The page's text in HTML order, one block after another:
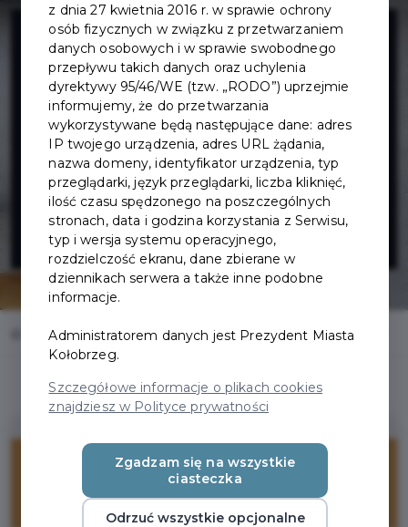
FIRMA
HANDLOWO
USŁUGOWA
RAFAŁ
AMIEŁAWSKI
Home Oferty FIRMA HANDLOWO USŁUGOWA RAFAŁ AMIEŁAWSKI
25%
ZNIŻKI
z dnia 27 kwietnia 2016 r. w sprawie ochrony
osób fizycznych w związku z przetwarzaniem
danych osobowych i w sprawie swobodnego
przepływu takich danych oraz uchylenia
dyrektywy 95/46/WE (tzw. „RODO”) uprzejmie
informujemy, że do przetwarzania
wykorzystywane będą następujące dane: adres
IP twojego urządzenia, adres URL żądania,
nazwa domeny, identyfikator urządzenia, typ
przeglądarki, język przeglądarki, liczba kliknięć,
ilość czasu spędzonego na poszczególnych
stronach, data i godzina korzystania z Serwisu,
typ i wersja systemu operacyjnego,
rozdzielczość ekranu, dane zbierane w
dziennikach serwera a także inne podobne
informacje.
Administratorem danych jest Prezydent Miasta
Kołobrzeg.
Szczegółowe informacje o plikach cookies
znajdziesz w Polityce prywatności
Zgadzam się na wszystkie
ciasteczka
Odrzuć wszystkie opcjonalne